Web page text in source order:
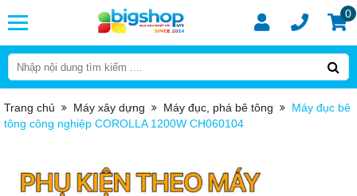
0
Trang chủ Máy xây dựng Máy đục, phá bê tông
Máy đục bê
tông công nghiệp COROLLA 1200W CH060104